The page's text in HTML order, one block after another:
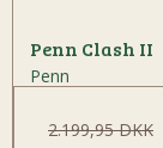
Penn Clash II
Penn
2.199,95 DKK